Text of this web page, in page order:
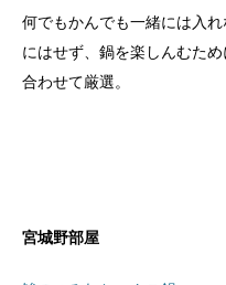
何でもかんでも一緒には入
にはせず、鍋を楽しんむた
合わせて厳選。
宮城野部屋